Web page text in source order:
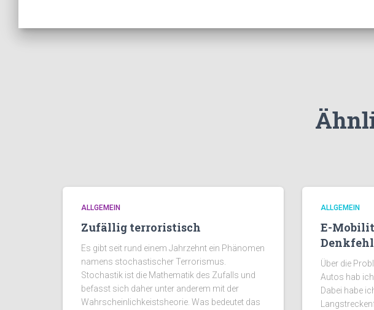
ALLGEMEIN
Zufällig terroristisch
Es gibt seit rund einem Jahrzehnt ein Phänomen
namens stochastischer Terrorismus.
Stochastik ist die Mathematik des Zufalls und
befasst sich daher unter anderem mit der
Wahrscheinlichkeistsheorie. Was bedeutet das
ALLGEMEIN
E-
Über die
Autos hab
Dabei habe